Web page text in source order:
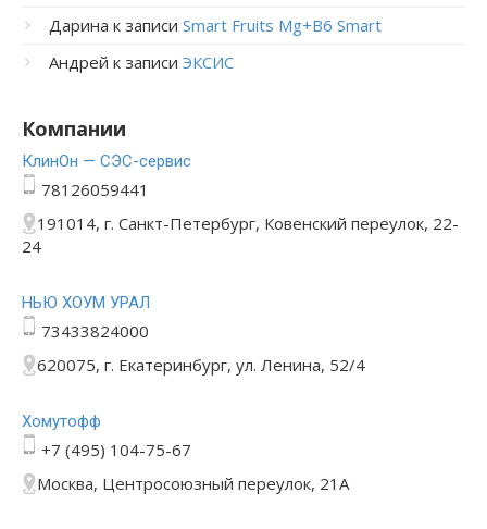
Дарина к записи Smart Fruits Mg+B6 Smart
Андрей к записи ЭКСИС
Компании
КлинОн — СЭС-сервис
78126059441
191014, г. Санкт-Петербург, Ковенский переулок, 22-
24
НЬЮ ХОУМ УРАЛ
73433824000
620075, г. Екатеринбург, ул. Ленина, 52/4
Хомутофф
+7 (495) 104-75-67
Москва, Центросоюзный переулок, 21А